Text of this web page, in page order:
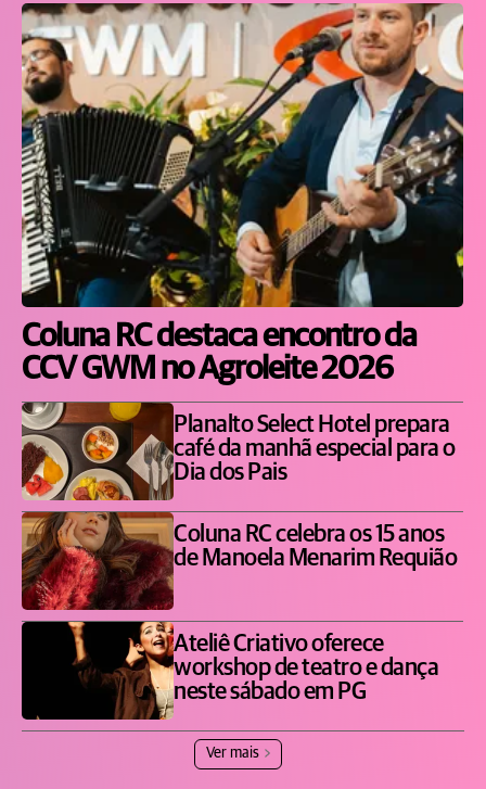
Coluna RC destaca encontro da
CCV GWM no Agroleite 2026
Planalto Select Hotel prepara
café da manhã especial para o
Dia dos Pais
Coluna RC celebra os 15 anos
de Manoela Menarim Requião
Ateliê Criativo oferece
workshop de teatro e dança
neste sábado em PG
Ver mais